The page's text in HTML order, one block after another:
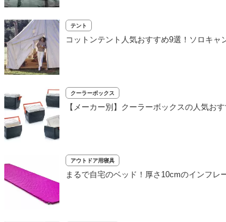
テント
コットンテント人気おすすめ9選！ソロキャ
クーラーボックス
【メーカー別】クーラーボックスの人気お
アウトドア用寝具
まるで自宅のベッド！厚さ10cmのインフレ